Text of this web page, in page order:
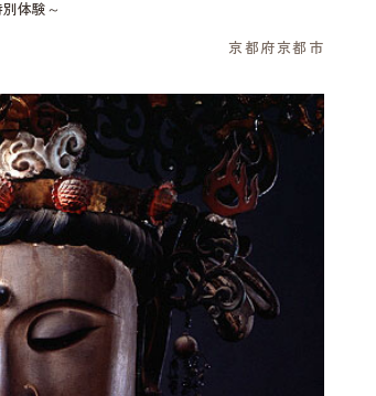
体験～
京都府京都市